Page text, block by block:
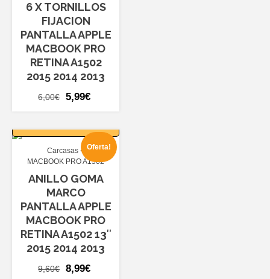
6 X TORNILLOS
FIJACION
PANTALLA APPLE
MACBOOK PRO
RETINA A1502
2015 2014 2013
6,00€
El
era:
6,00€.
5,99€
5,99€.
Oferta!
Carcasas
MACBOOK PRO A1502
ANILLO GOMA
MARCO
PANTALLA APPLE
MACBOOK PRO
RETINA A1502 13″
2015 2014 2013
9,60€
El
8,99€